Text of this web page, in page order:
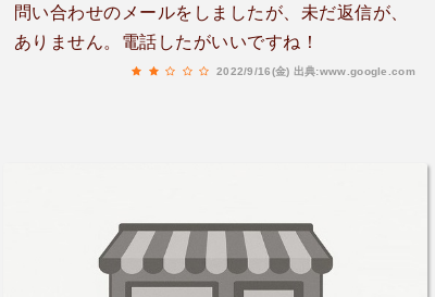
問い合わせのメールをしましたが、未だ返信が、
ありません。電話したがいいですね！
2022/9/16(金) 出典:www.google.com